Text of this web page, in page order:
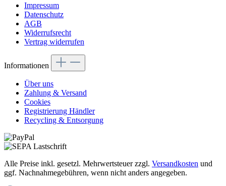
Impressum
Datenschutz
AGB
Widerrufsrecht
Vertrag widerrufen
Informationen
Über uns
Zahlung & Versand
Cookies
Registrierung Händler
Recycling & Entsorgung
Alle Preise inkl. gesetzl. Mehrwertsteuer zzgl. Versandkosten und
ggf. Nachnahmegebühren, wenn nicht anders angegeben.